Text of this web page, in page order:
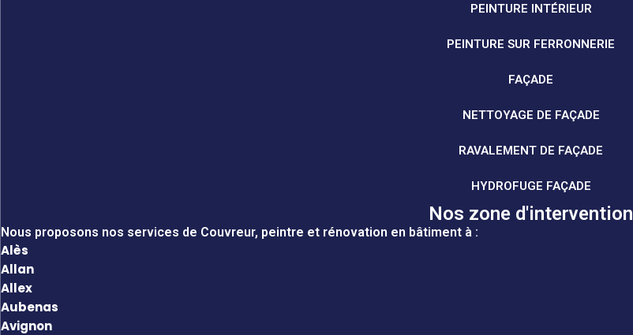
PEINTURE INTÉRIEUR
PEINTURE SUR FERRONNERIE
FAÇADE
NETTOYAGE DE FAÇADE
RAVALEMENT DE FAÇADE
HYDROFUGE FAÇADE
Nos zone d'intervention
Nous proposons nos services de Couvreur, peintre et rénovation en bâtiment à :
Alès
Allan
Allex
Aubenas
Avignon